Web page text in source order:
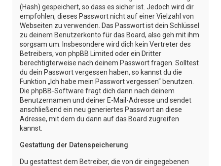
(Hash) gespeichert, so dass es sicher ist. Jedoch wird dir
empfohlen, dieses Passwort nicht auf einer Vielzahl von
Webseiten zu verwenden. Das Passwort ist dein Schlüssel
zu deinem Benutzerkonto für das Board, also geh mit ihm
sorgsam um. Insbesondere wird dich kein Vertreter des
Betreibers, von phpBB Limited oder ein Dritter
berechtigterweise nach deinem Passwort fragen. Solltest
du dein Passwort vergessen haben, so kannst du die
Funktion „Ich habe mein Passwort vergessen“ benutzen.
Die phpBB-Software fragt dich dann nach deinem
Benutzernamen und deiner E-Mail-Adresse und sendet
anschließend ein neu generiertes Passwort an diese
Adresse, mit dem du dann auf das Board zugreifen
kannst.
Gestattung der Datenspeicherung
Du gestattest dem Betreiber, die von dir eingegebenen